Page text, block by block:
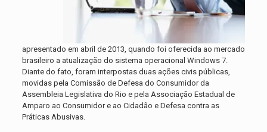
apresentado em abril de 2013, quando foi oferecida ao mercado
brasileiro a atualização do sistema operacional Windows 7.
Diante do fato, foram interpostas duas ações civis públicas,
movidas pela Comissão de Defesa do Consumidor da
Assembleia Legislativa do Rio e pela Associação Estadual de
Amparo ao Consumidor e ao Cidadão e Defesa contra as
Práticas Abusivas.